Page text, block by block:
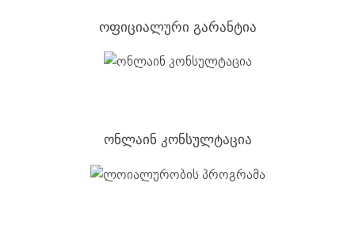
ოფიციალური გარანტია
ონლაინ კონსულტაცია